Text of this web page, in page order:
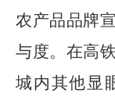
农产品品牌
与度。在高
城内其他显